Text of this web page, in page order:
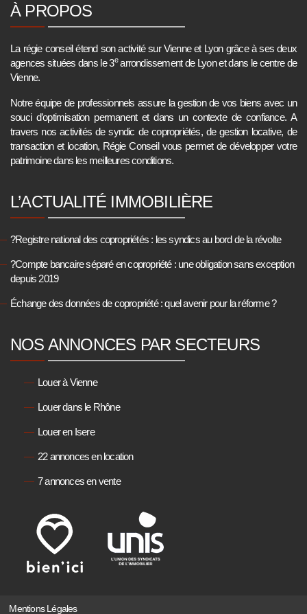
À PROPOS
La régie conseil étend son activité sur Vienne et Lyon grâce à ses deux
agences situées dans le 3earrondissement de Lyon et dans le centre de
Vienne.
Notre équipe de professionnels assure la gestion de vos biens avec un
souci d’optimisation permanent et dans un contexte de confiance. A
travers nos activités de syndic de copropriétés, de gestion locative, de
transaction et location, Régie Conseil vous permet de développer votre
patrimoine dans les meilleures conditions.
L’ACTUALITÉ IMMOBILIÈRE
?Registre national des copropriétés : les syndics au bord de la révolte
?Compte bancaire séparé en copropriété : une obligation sans exception
depuis 2019
Échange des données de copropriété : quel avenir pour la réforme ?
NOS ANNONCES PAR SECTEURS
Louer à Vienne
Louer dans le Rhône
Louer en Isere
22 annonces en location
7 annonces en vente
Mentions Légales